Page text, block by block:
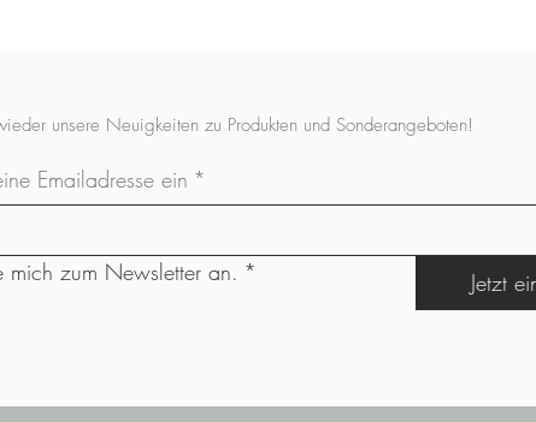
unsere Neuigkeiten zu Produkten und Sonderangeboten!
Emailadresse ein *
mich zum Newsletter an. * Jetzt